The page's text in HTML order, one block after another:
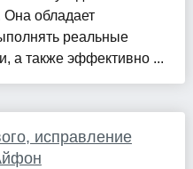
обладает
реальные
а также эффективно ...
исправление